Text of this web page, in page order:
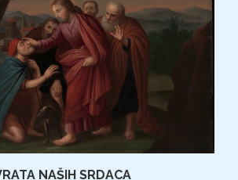
NAŠIH SRDACA